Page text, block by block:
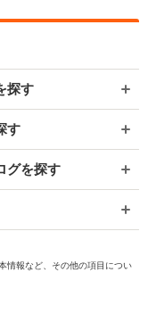
探す
す
グを探す
情報など、その他の項目につい